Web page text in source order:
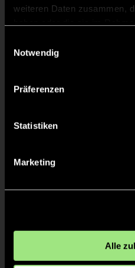
weiteren Daten zusammen,
Notwendig
Präferenzen
Statistiken
Marketing
Alle
Staff
TW = Torwart & ETW =